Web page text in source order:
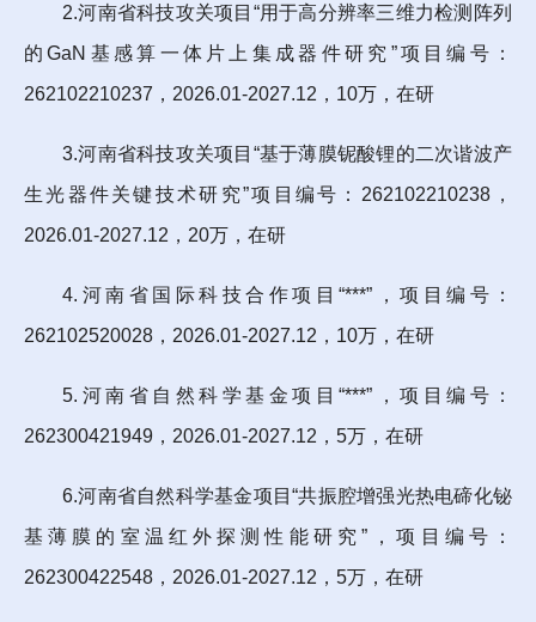
2.河南省科技攻关项目“用于高分辨率三维力检测阵列
的GaN基感算一体片上集成器件研究”项目编号：
262102210237，2026.01-2027.12，10万，在研
3.河南省科技攻关项目“基于薄膜铌酸锂的二次谐波产
生光器件关键技术研究”项目编号：262102210238，
2026.01-2027.12，20万，在研
4.河南省国际科技合作项目“***”，项目编号：
262102520028，2026.01-2027.12，10万，在研
5.河南省自然科学基金项目“***”，项目编号：
262300421949，2026.01-2027.12，5万，在研
6.河南省自然科学基金项目“共振腔增强光热电碲化铋
基薄膜的室温红外探测性能研究”，项目编号：
262300422548，2026.01-2027.12，5万，在研